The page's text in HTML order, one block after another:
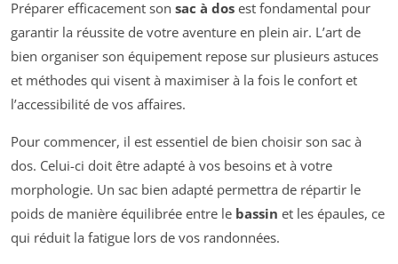
Préparer efficacement son sac à dos est fondamental pour
garantir la réussite de votre aventure en plein air. L’art de
bien organiser son équipement repose sur plusieurs astuces
et méthodes qui visent à maximiser à la fois le confort et
l’accessibilité de vos affaires.
Pour commencer, il est essentiel de bien choisir son sac à
dos. Celui-ci doit être adapté à vos besoins et à votre
morphologie. Un sac bien adapté permettra de répartir le
poids de manière équilibrée entre le bassin et les épaules, ce
qui réduit la fatigue lors de vos randonnées.